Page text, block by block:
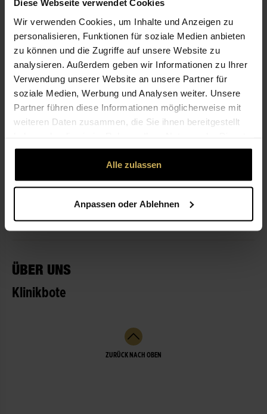
Diese Webseite verwendet Cookies
Wir verwenden Cookies, um Inhalte und Anzeigen zu
personalisieren, Funktionen für soziale Medien anbieten
zu können und die Zugriffe auf unsere Website zu
analysieren. Außerdem geben wir Informationen zu Ihrer
Verwendung unserer Website an unsere Partner für
soziale Medien, Werbung und Analysen weiter. Unsere
Partner führen diese Informationen möglicherweise mit
weiteren Daten zusammen, die Sie ihnen bereitgestellt
gesammelt haben.
Alle zulassen
Anpassen oder Ablehnen
Blumen Debus
Debus, Othmar
Bruchstr. 25-26
57271 Hilchenbach
02733-44 55
info@blumen-debus.de
ÖFFNUNGSZEITEN
LEISTUNGEN
ÜBER UNS
Klinikbote
ZURÜCK NACH OBEN